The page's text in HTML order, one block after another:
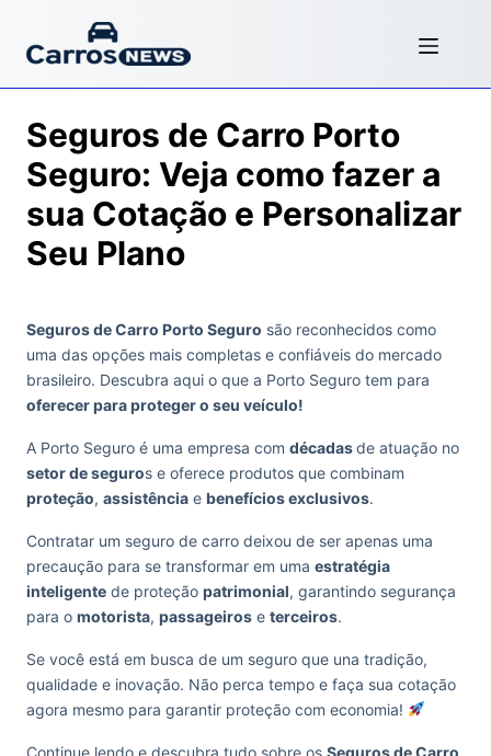
Seguros de Carro Porto
Seguro: Veja como fazer a
sua Cotação e Personalizar
Seu Plano
Seguros de Carro Porto Seguro são reconhecidos como
uma das opções mais completas e confiáveis do mercado
brasileiro. Descubra aqui o que a Porto Seguro tem para
oferecer para proteger o seu veículo!
A Porto Seguro é uma empresa com décadasde atuação no
setor de seguros e oferece produtos que combinam
proteção, assistência e benefícios exclusivos.
Contratar um seguro de carro deixou de ser apenas uma
precaução para se transformar em uma estratégia
inteligente de proteção patrimonial, garantindo segurança
para o motorista, passageiros e terceiros.
Se você está em busca de um seguro que una tradição,
qualidade e inovação. Não perca tempo e faça sua cotação
agora mesmo para garantir proteção com economia!
Continue lendo e descubra tudo sobre os Seguros de Carro